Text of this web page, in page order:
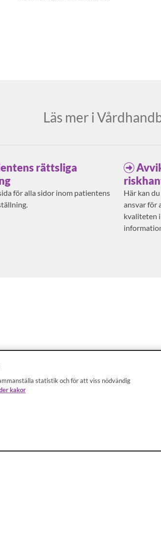
Läs mer i
rättsliga
för alla sidor inom patientens
Här kan
ansvar för
kvaliteten
statistik och för att viss nödvändig
kakor